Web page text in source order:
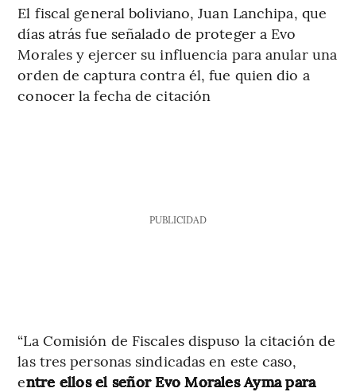
El fiscal general boliviano, Juan Lanchipa, que
días atrás fue señalado de proteger a Evo
Morales y ejercer su influencia para anular una
orden de captura contra él, fue quien dio a
conocer la fecha de citación
PUBLICIDAD
“La Comisión de Fiscales dispuso la citación de
las tres personas sindicadas en este caso,
entre ellos el señor Evo Morales Ayma para